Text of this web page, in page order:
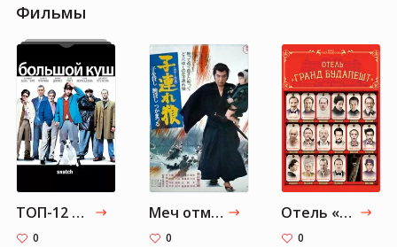
Фильмы
ТОП-12 любимых фильмов Бориса Гребенщикова
0
Меч отмщения
0
Отель «Гранд Будапешт»
0